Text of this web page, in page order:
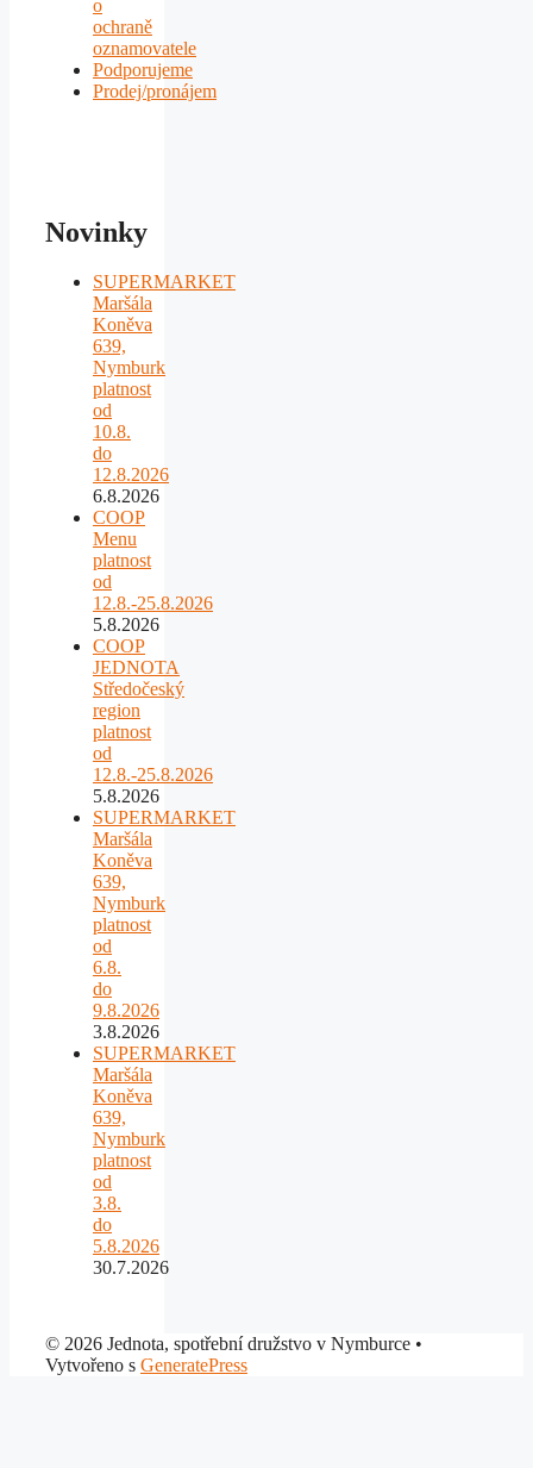
o
ochraně
oznamovatele
Podporujeme
Prodej/pronájem
Novinky
SUPERMARKET
Maršála
Koněva
639,
Nymburk
platnost
od
10.8.
do
12.8.2026
6.8.2026
COOP
Menu
platnost
od
12.8.-25.8.2026
5.8.2026
COOP
JEDNOTA
Středočeský
region
platnost
od
12.8.-25.8.2026
5.8.2026
SUPERMARKET
Maršála
Koněva
639,
Nymburk
platnost
od
6.8.
do
9.8.2026
3.8.2026
SUPERMARKET
Maršála
Koněva
639,
Nymburk
platnost
od
3.8.
do
5.8.2026
30.7.2026
© 2026 Jednota, spotřební družstvo v Nymburce •
Vytvořeno s GeneratePress